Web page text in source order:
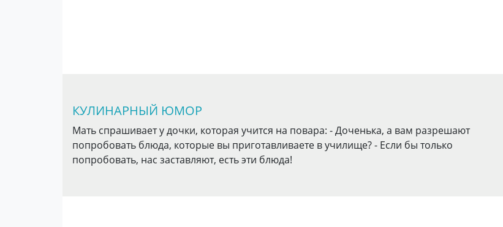
КУЛИНАРНЫЙ ЮМОР
Мать спрашивает у дочки, которая учится на повара: - Доченька, а вам разрешают
попробовать блюда, которые вы приготавливаете в училище? - Если бы только
попробовать, нас заставляют, есть эти блюда!